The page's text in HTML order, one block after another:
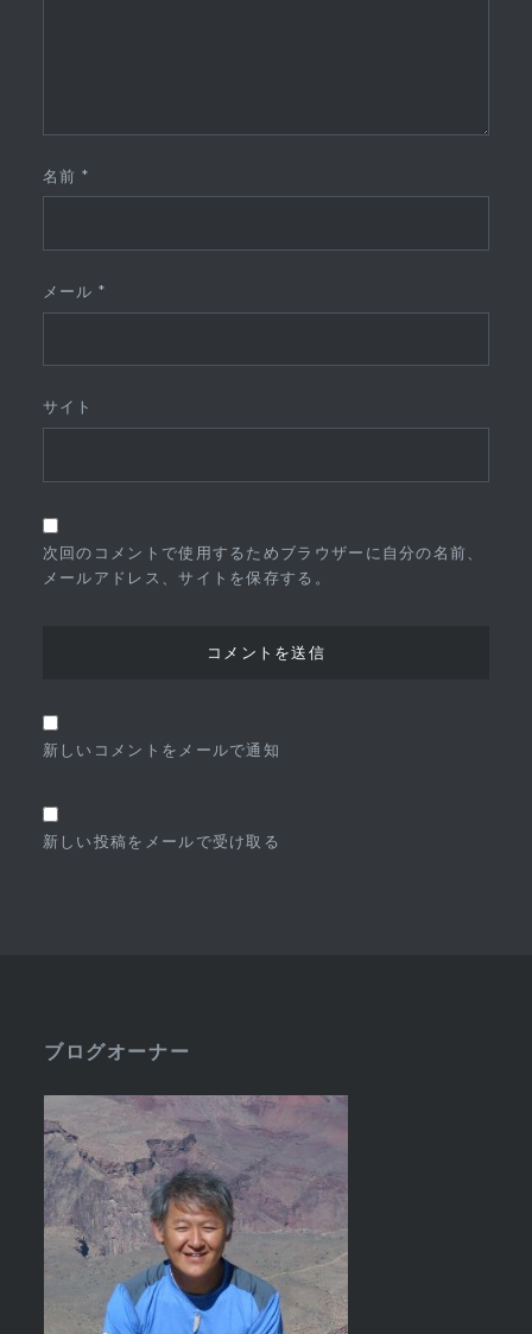
名前 *
メール*
サイト
次回のコメントで使用するためブラウザーに自分の名前、
メールアドレス、サイトを保存する。
新しいコメントをメールで通知
新しい投稿をメールで受け取る
ブログオーナー